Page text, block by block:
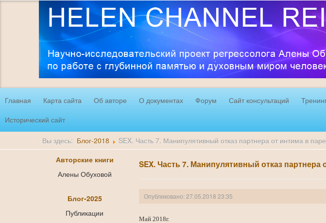
Главная Карта сайта Об авторе О документах Форум Сайт консультаций
Исторический сайт
Вы здесь: Блог-2018
SEX. Часть 7. Манипулятивный отказ партнера от интима в паре
Авторские книги
Алены Обуховой
Блог-2025
Публикации
SEX. Часть 7. Манипулятивный отказ партнера
Опубликовано: 27.05.2018 23:35
Май 2018г.